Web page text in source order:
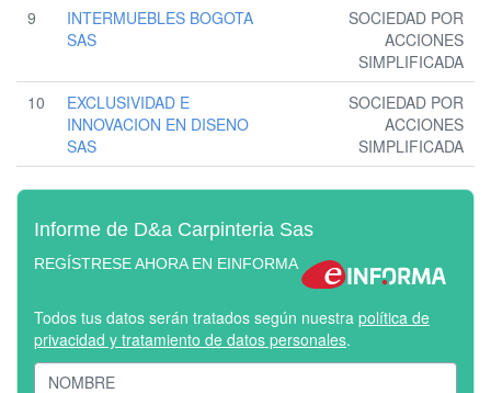
9
INTERMUEBLES BOGOTA
SAS
SOCIEDAD POR
ACCIONES
SIMPLIFICADA
10
EXCLUSIVIDAD E
INNOVACION EN DISENO
SAS
SOCIEDAD POR
ACCIONES
SIMPLIFICADA
Informe de D&a Carpinteria Sas
REGÍSTRESE AHORA EN EINFORMA
Todos tus datos serán tratados según nuestra política de
privacidad y tratamiento de datos personales.